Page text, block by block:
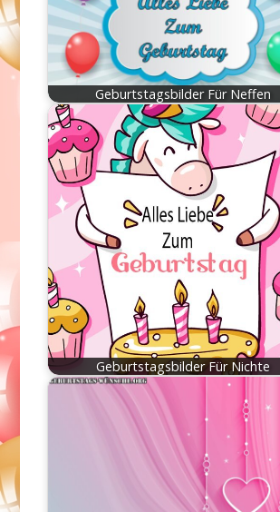
Geburtstagsbilder Für Neffen
Geburtstagsbilder Für Nichte